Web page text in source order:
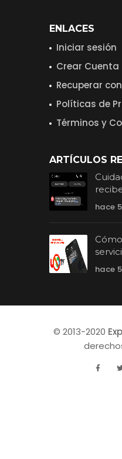
ENLACES
Iniciar sesión
Crear Cuenta
Recuperar
Políticas de
Términos y
ARTÍCULOS
hace
hace
© 2013-2020